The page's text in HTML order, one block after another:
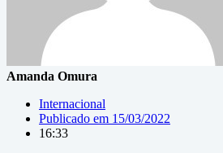
Amanda Omura
Internacional
Publicado em 15/03/2022
16:33